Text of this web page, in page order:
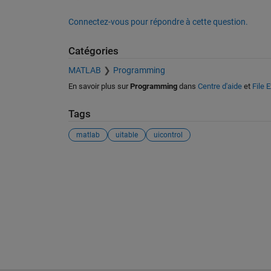
Connectez-vous pour répondre à cette question.
Catégories
MATLAB Programming
En savoir plus sur Programmingdans Centre d'aideet File
Tags
matlab uitable uicontrol